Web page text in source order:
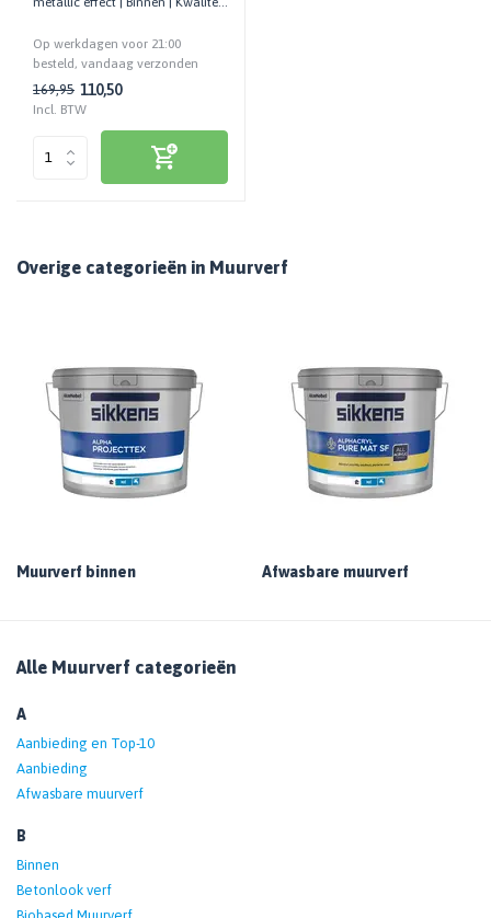
Op werkdagen voor 21:00
besteld, vandaag verzonden
169,95 110,50
Incl. BTW
Overige categorieën in Muurverf
Muurverf binnen Afwasbare muurverf
Alle Muurverf categorieën
A
Aanbieding en Top-10
Aanbieding
Afwasbare muurverf
B
Binnen
Betonlook verf